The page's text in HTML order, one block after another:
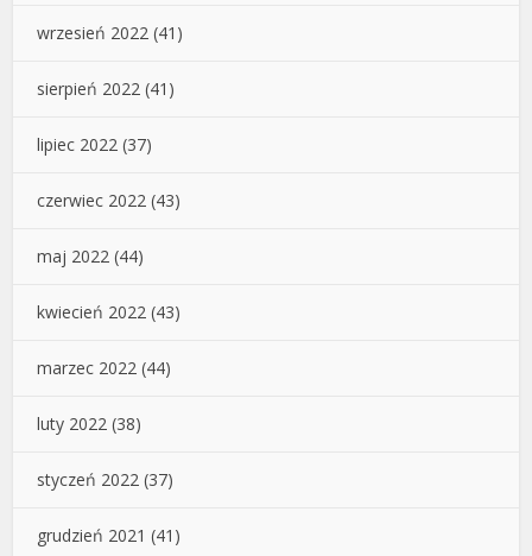
wrzesień 2022 (41)
sierpień 2022 (41)
lipiec 2022 (37)
czerwiec 2022 (43)
maj 2022 (44)
kwiecień 2022 (43)
marzec 2022 (44)
luty 2022 (38)
styczeń 2022 (37)
grudzień 2021 (41)